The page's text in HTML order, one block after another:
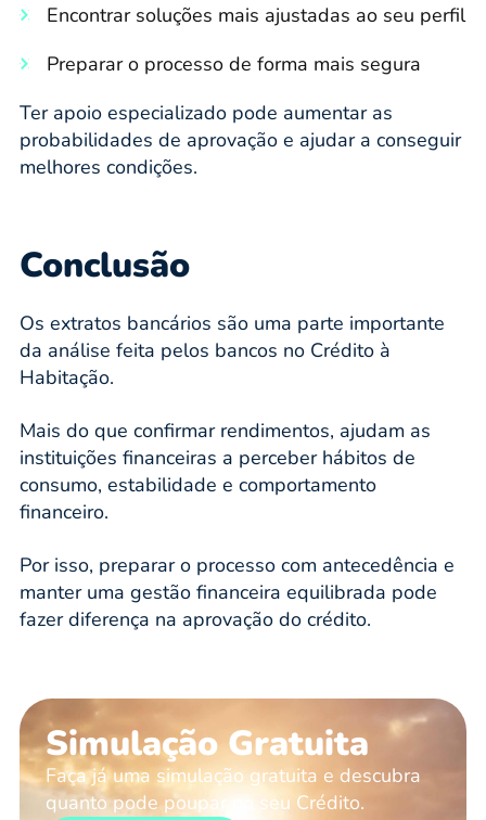
Encontrar soluções mais ajustadas ao seu perfil
Preparar o processo de forma mais segura
Ter apoio especializado pode aumentar as
probabilidades de aprovação e ajudar a conseguir
melhores condições.
Conclusão
Os extratos bancários são uma parte importante
da análise feita pelos bancos no Crédito à
Habitação.
Mais do que confirmar rendimentos, ajudam as
instituições financeiras a perceber hábitos de
consumo, estabilidade e comportamento
financeiro.
Por isso, preparar o processo com antecedência e
manter uma gestão financeira equilibrada pode
fazer diferença na aprovação do crédito.
Simulação Gratuita
Faça já uma simulação gratuita e descubra
quanto pode poupar no seu Crédito.